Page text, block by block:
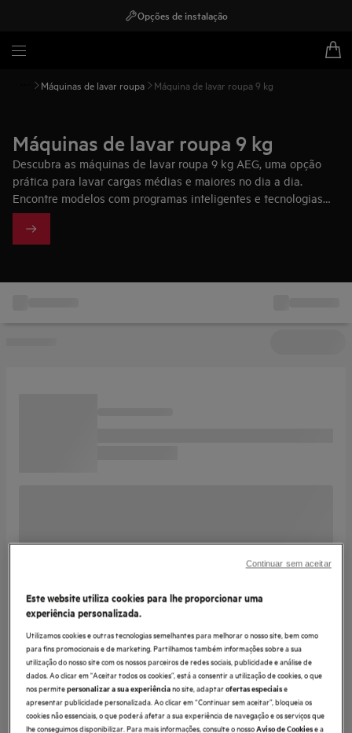
Opções de instalação
Máquinas de lavar roupa Máquina de lavar roupa 9 kg
Máquinas de lavar roupa 9 kg
Descubra as máquinas de lavar roupa 9 kg AEG, uma opção
prática para lavar cargas médias e maiores no dia a dia.
Encontre modelos com programas inteligentes e tecnologias
pensadas para cuidar da roupa e proteger os tecidos.
Este website utiliza cookies para lhe proporcionar uma
experiência personalizada.
Utilizamos cookies e outras tecnologias semelhantes para melhorar o nosso site, bem como
para fins promocionais e de marketing. Partilhamos também informações sobre a sua
utilização do nosso site com os nossos parceiros de redes sociais, publicidade e análise de
dados. Ao clicar em "Aceitar todos os cookies”, está a consentir a utilização de cookies, o que
nos permitepersonalizar a sua experiênciano site, adaptarofertas especiaise
apresentar publicidade personalizada. Ao clicar em “Continuar sem aceitar”, bloqueia os
cookies não essenciais, o que poderá afetar a sua experiência de navegação e os serviços que
lhe conseguimos disponibilizar. Para mais informações, consulte o nossoAviso de Cookiese a
Continuar sem aceitar